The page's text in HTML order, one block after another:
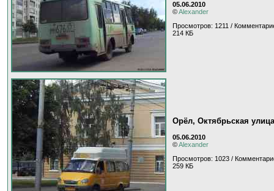
05.06.2010
©Alexander
Просмотров: 1211 /
214 КБ
Орёл, Октябрьская улица
05.06.2010
©Alexander
Просмотров: 1023 /
259 КБ